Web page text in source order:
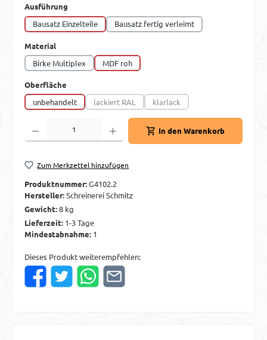
Ausführung
Bausatz Einzelteile
Bausatz fertig verleimt
Material
Birke Multiplex
MDF roh
Oberfläche
unbehandelt
lackiert RAL
(Diese Option ist zurzeit nicht verfügbar.)
klarlack
(Diese Option ist zurzeit nicht
Produkt Anzahl: Gib den gewünschten Wert ein oder benutze die Schaltflächen
In den Warenkorb
Zum Merkzettel hinzufügen
Produktnummer:G4102.2
Hersteller:Schreinerei Schmitz
Gewicht:8 kg
Lieferzeit: 1-3 Tage
Mindestabnahme: 1
Dieses Produkt weiterempfehlen: